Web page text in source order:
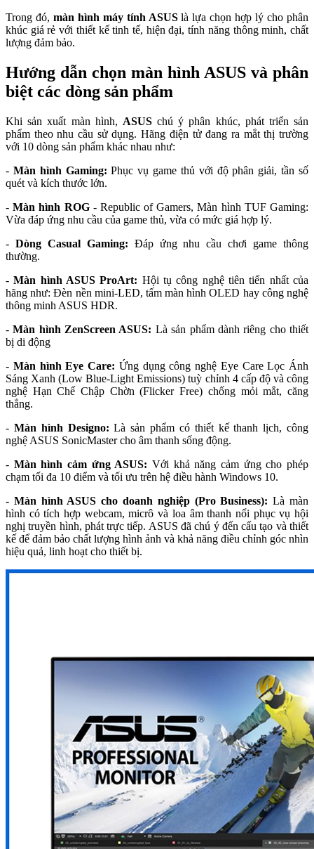
Trong đó, màn hình máy tính ASUSlà lựa chọn hợp lý cho phân
khúc giá rẻ với thiết kế tinh tế, hiện đại, tính năng thông minh, chất
lượng đảm bảo.
Hướng dẫn chọn màn hình ASUS và phân
biệt các dòng sản phẩm
Khi sản xuất màn hình, ASUSchú ý phân khúc, phát triển sản
phẩm theo nhu cầu sử dụng. Hãng điện tử đang ra mắt thị trường
với 10 dòng sản phẩm khác nhau như:
- Màn hình Gaming: Phục vụ game thủ với độ phân giải, tần số
quét và kích thước lớn.
-Màn hình ROG- Republic of Gamers, Màn hình TUF Gaming:
Vừa đáp ứng nhu cầu của game thủ, vừa có mức giá hợp lý.
- Dòng Casual Gaming: Đáp ứng nhu cầu chơi game thông
thường.
-Màn hình ASUS ProArt: Hội tụ công nghệ tiên tiến nhất của
hãng như: Đèn nền mini-LED, tấm màn hình OLED hay công nghệ
thông minh ASUS HDR.
-Màn hình ZenScreen ASUS: Là sản phẩm dành riêng cho thiết
bị di động
- Màn hình Eye Care: Ứng dụng công nghệ Eye Care Lọc Ánh
Sáng Xanh (Low Blue-Light Emissions) tuỳ chỉnh 4 cấp độ và công
nghệ Hạn Chế Chập Chờn (Flicker Free) chống mỏi mắt, căng
thẳng.
- Màn hình Designo: Là sản phẩm có thiết kế thanh lịch, công
nghệ ASUS SonicMaster cho âm thanh sống động.
- Màn hình cảm ứng ASUS: Với khả năng cảm ứng cho phép
chạm tối đa 10 điểm và tối ưu trên hệ điều hành Windows 10.
- Màn hình ASUS cho doanh nghiệp (Pro Business): Là màn
hình có tích hợp webcam, micrô và loa âm thanh nổi phục vụ hội
nghị truyền hình, phát trực tiếp. ASUS đã chú ý đến cấu tạo và thiết
kế để đảm bảo chất lượng hình ảnh và khả năng điều chỉnh góc nhìn
hiệu quả, linh hoạt cho thiết bị.